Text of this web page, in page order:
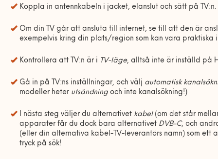
Koppla in antennkabeln i jacket, elanslut och sätt på TV:n.
Om din TV går att ansluta till internet, se till att den är
exempelvis kring din plats/region som kan vara praktiska
Kontrollera att TV:n är i TV-läge, alltså inte är inställd på
Gå in på TV:ns inställningar, och välj automatisk kanalsö
modeller heter utsändning och inte kanalsökning!)
I nästa steg väljer du alternativet kabel(om det står
apparater får du dock bara alternativet DVB-C, och
(eller din alternativa kabel-TV-leverantörs namn) som ett
tryck på sök!